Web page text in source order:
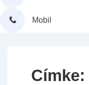
Mobil
Címke: